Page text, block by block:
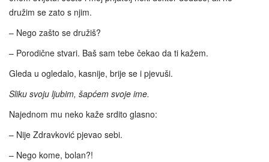
družim se zato s njim.
– Nego zašto se družiš?
– Porodične stvari. Baš sam tebe čekao da ti kažem.
Gleda u ogledalo, kasnije, brije se i pjevuši.
Sliku svoju ljubim, šapćem svoje ime.
Najednom mu neko kaže srdito glasno:
– Nije Zdravković pjevao sebi.
– Nego kome, bolan?!